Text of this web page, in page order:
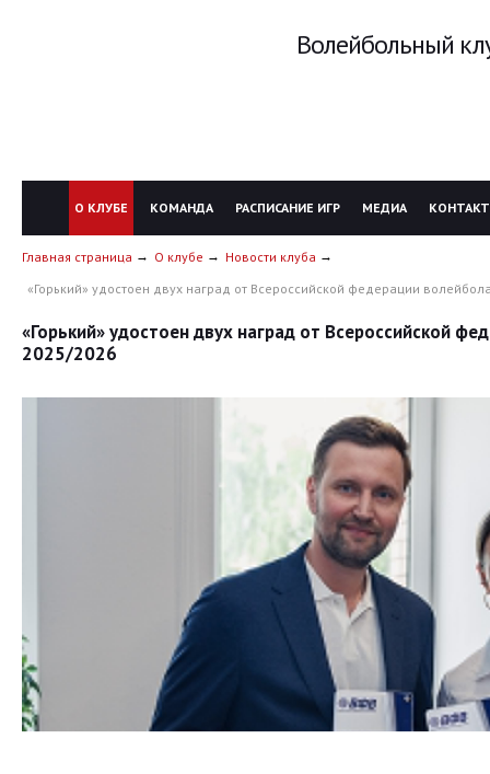
Волейбольный
О КЛУБЕ КОМАНДА РАСПИСАНИЕ ИГР МЕДИА
Главная страница О клубе
Новости клуба
«Горький» удостоен двух наград от Всероссийской федерации
«Горький» удостоен двух наград от Всероссийской
2025/2026